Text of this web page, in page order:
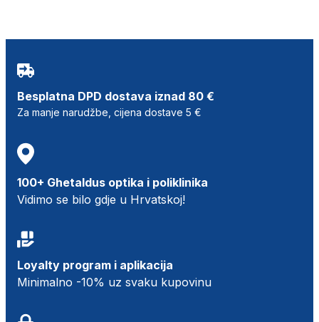
Besplatna DPD dostava iznad 80 €
Za manje narudžbe, cijena dostave 5 €
100+ Ghetaldus optika i poliklinika
Vidimo se bilo gdje u Hrvatskoj!
Loyalty program i aplikacija
Minimalno -10% uz svaku kupovinu